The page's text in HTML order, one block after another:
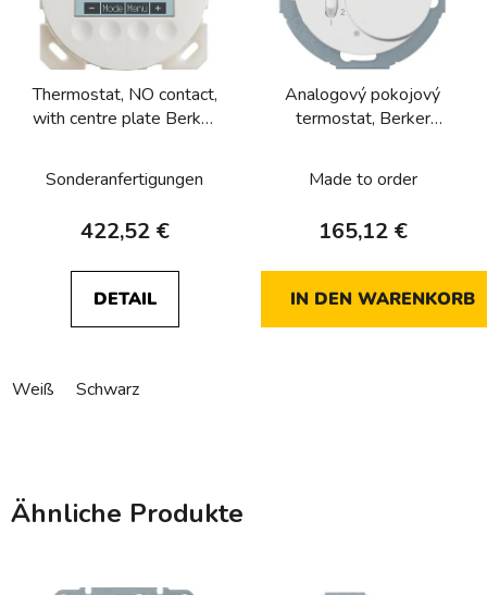
Thermostat, NO contact,
with centre plate Berker
Sonderanfertigungen
422,52 €
DETAIL
Weiß Schwarz
Analogový pokojový
termostat, Berker
Made to order
165,12 €
IN DEN WARENKORB
Ähnliche Produkte